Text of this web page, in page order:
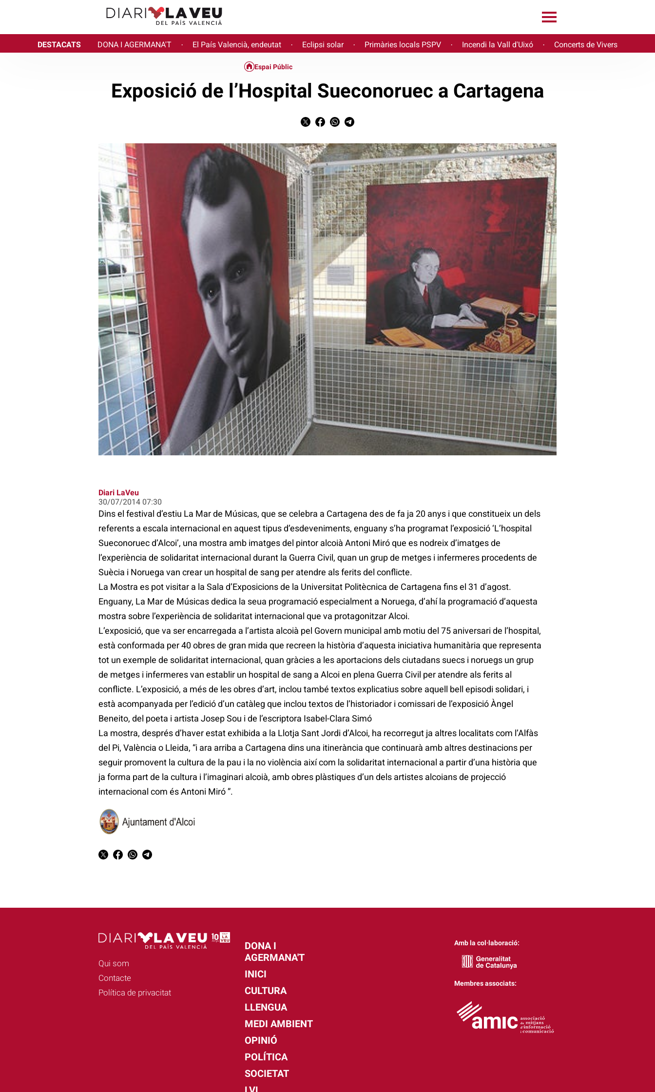
DESTACATS DONA I AGERMANA'T · El País Valencià, endeutat · Eclipsi solar · Primàries locals PSPV · Incendi la Vall d'Uixó · Concerts de Vivers
Espai Públic
Exposició de l’Hospital Sueconoruec a Cartagena
Diari LaVeu
30/07/2014 07:30
Dins el festival d’estiu La Mar de Músicas, que se celebra a Cartagena des de fa ja 20 anys i que constitueix un dels
referents a escala internacional en aquest tipus d’esdeveniments, enguany s’ha programat l’exposició ‘L’hospital
Sueconoruec d’Alcoi’, una mostra amb imatges del pintor alcoià Antoni Miró que es nodreix d’imatges de
l’experiència de solidaritat internacional durant la Guerra Civil, quan un grup de metges i infermeres procedents de
Suècia i Noruega van crear un hospital de sang per atendre als ferits del conflicte.
La Mostra es pot visitar a la Sala d’Exposicions de la Universitat Politècnica de Cartagena fins el 31 d’agost.
Enguany, La Mar de Músicas dedica la seua programació especialment a Noruega, d’ahí la programació d’aquesta
mostra sobre l’experiència de solidaritat internacional que va protagonitzar Alcoi.
L’exposició, que va ser encarregada a l’artista alcoià pel Govern municipal amb motiu del 75 aniversari de l’hospital,
està conformada per 40 obres de gran mida que recreen la història d’aquesta iniciativa humanitària que representa
tot un exemple de solidaritat internacional, quan gràcies a les aportacions dels ciutadans suecs i noruegs un grup
de metges i infermeres van establir un hospital de sang a Alcoi en plena Guerra Civil per atendre als ferits al
conflicte. L’exposició, a més de les obres d’art, inclou també textos explicatius sobre aquell bell episodi solidari, i
està acompanyada per l’edició d’un catàleg que inclou textos de l’historiador i comissari de l’exposició Àngel
Beneito, del poeta i artista Josep Sou i de l’escriptora Isabel-Clara Simó
La mostra, després d’haver estat exhibida a la Llotja Sant Jordi d’Alcoi, ha recorregut ja altres localitats com l’Alfàs
del Pi, València o Lleida, “i ara arriba a Cartagena dins una itinerància que continuarà amb altres destinacions per
seguir promovent la cultura de la pau i la no violència així com la solidaritat internacional a partir d’una història que
ja forma part de la cultura i l’imaginari alcoià, amb obres plàstiques d’un dels artistes alcoians de projecció
internacional com és Antoni Miró ”.
Qui som
Contacte
Política de privacitat
DONA I
AGERMANA'T
INICI
CULTURA
LLENGUA
MEDI AMBIENT
OPINIÓ
POLÍTICA
SOCIETAT
Amb la col·laboració:
Membres associats: